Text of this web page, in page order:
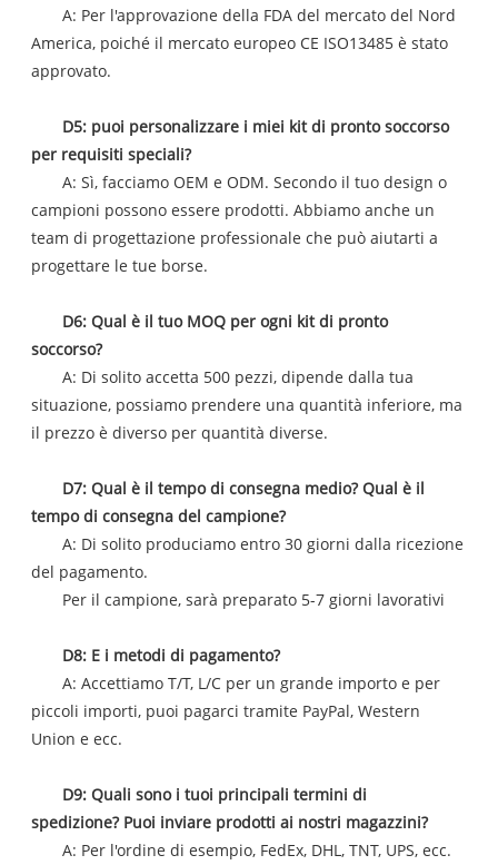
A: Per l'approvazione della FDA del mercato del Nord
America, poiché il mercato europeo CE ISO13485 è stato
approvato.
D5: puoi personalizzare i miei kit di pronto soccorso
per requisiti speciali?
A: Sì, facciamo OEM e ODM. Secondo il tuo design o
campioni possono essere prodotti. Abbiamo anche un
team di progettazione professionale che può aiutarti a
progettare le tue borse.
D6: Qual è il tuo MOQ per ogni kit di pronto
soccorso?
A: Di solito accetta 500 pezzi, dipende dalla tua
situazione, possiamo prendere una quantità inferiore, ma
il prezzo è diverso per quantità diverse.
D7: Qual è il tempo di consegna medio? Qual è il
tempo di consegna del campione?
A: Di solito produciamo entro 30 giorni dalla ricezione
del pagamento.
Per il campione, sarà preparato 5-7 giorni lavorativi
D8: E i metodi di pagamento?
A: Accettiamo T/T, L/C per un grande importo e per
piccoli importi, puoi pagarci tramite PayPal, Western
Union e ecc.
D9: Quali sono i tuoi principali termini di
spedizione? Puoi inviare prodotti ai nostri magazzini?
A: Per l'ordine di esempio, FedEx, DHL, TNT, UPS, ecc.